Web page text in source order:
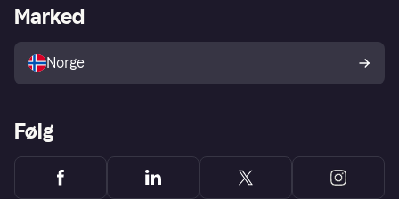
Utforsk butikker
Merchant portal
Marked
Norge
Følg